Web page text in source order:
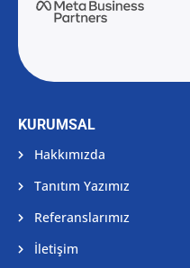
KURUMSAL
Hakkımızda
Tanıtım Yazımız
Referanslarımız
İletişim